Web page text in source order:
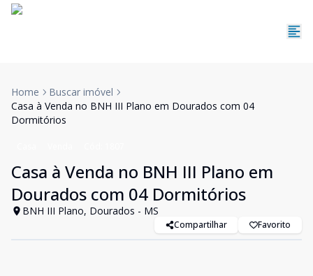
Home
Buscar imóvel
Casa à Venda no BNH III Plano em Dourados com 04
Dormitórios
Casa à Venda no BNH III Plano em
Dourados com 04 Dormitórios
BNH III Plano, Dourados - MS
Compartilhar Favorito